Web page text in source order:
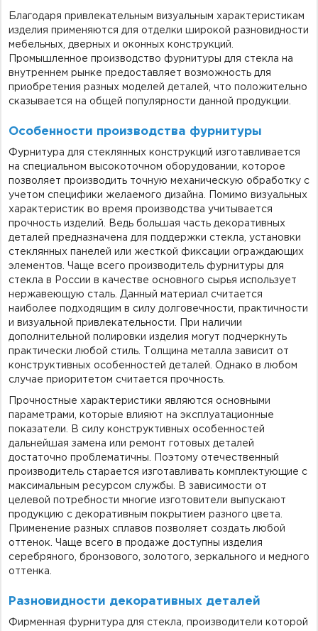
Благодаря привлекательным визуальным характеристикам
изделия применяются для отделки широкой разновидности
мебельных, дверных и оконных конструкций.
Промышленное производство фурнитуры для стекла на
внутреннем рынке предоставляет возможность для
приобретения разных моделей деталей, что положительно
сказывается на общей популярности данной продукции.
Особенности производства фурнитуры
Фурнитура для стеклянных конструкций изготавливается
на специальном высокоточном оборудовании, которое
позволяет производить точную механическую обработку с
учетом специфики желаемого дизайна. Помимо визуальных
характеристик во время производства учитывается
прочность изделий. Ведь большая часть декоративных
деталей предназначена для поддержки стекла, установки
стеклянных панелей или жесткой фиксации ограждающих
элементов. Чаще всего производитель фурнитуры для
стекла в России в качестве основного сырья использует
нержавеющую сталь. Данный материал считается
наиболее подходящим в силу долговечности, практичности
и визуальной привлекательности. При наличии
дополнительной полировки изделия могут подчеркнуть
практически любой стиль. Толщина металла зависит от
конструктивных особенностей деталей. Однако в любом
случае приоритетом считается прочность.
Прочностные характеристики являются основными
параметрами, которые влияют на эксплуатационные
показатели. В силу конструктивных особенностей
дальнейшая замена или ремонт готовых деталей
достаточно проблематичны. Поэтому отечественный
производитель старается изготавливать комплектующие с
максимальным ресурсом службы. В зависимости от
целевой потребности многие изготовители выпускают
продукцию с декоративным покрытием разного цвета.
Применение разных сплавов позволяет создать любой
оттенок. Чаще всего в продаже доступны изделия
серебряного, бронзового, золотого, зеркального и медного
оттенка.
Разновидности декоративных деталей
Фирменная фурнитура для стекла, производители которой